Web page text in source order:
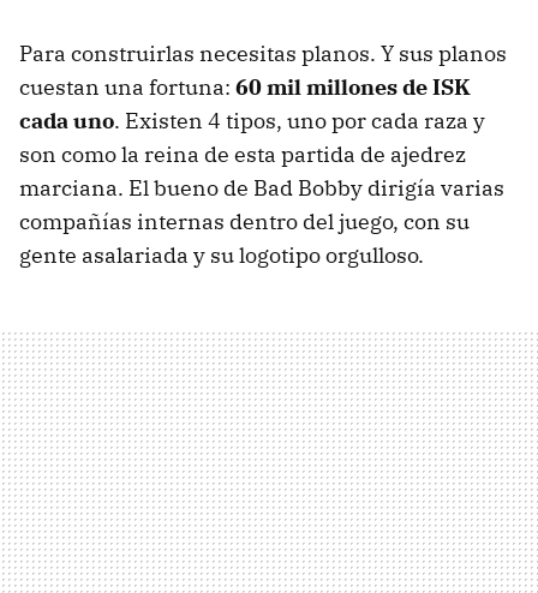
Para construirlas necesitas planos. Y sus planos
cuestan una fortuna: 60 mil millones de ISK
cada uno. Existen 4 tipos, uno por cada raza y
son como la reina de esta partida de ajedrez
marciana. El bueno de Bad Bobby dirigía varias
compañías internas dentro del juego, con su
gente asalariada y su logotipo orgulloso.